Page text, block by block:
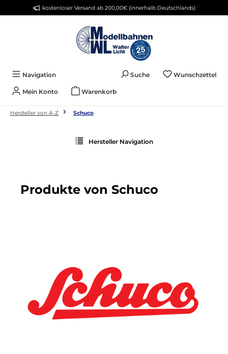
Zum Hauptinhalt springenkostenloser Versand ab 200,00€ (innerhalb Deutschlands)
Navigation Suche WunschzettelDu
Mein Konto Warenkorb
Hersteller von A-Z Schuco
Hersteller Navigation
Produkte von Schuco